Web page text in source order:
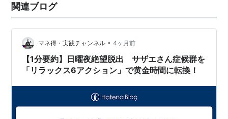
関連ブログ
マネ得・実践チャンネル • 4ヶ月前
【1分要約】日曜夜絶望脱出 サザエさん症候群を
「リラックス6アクション」で黄金時間に転換！